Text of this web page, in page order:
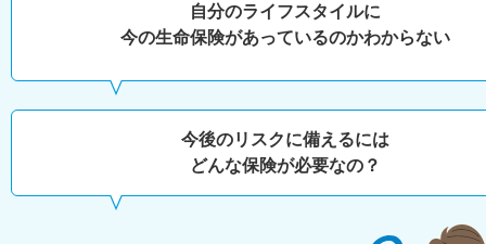
自分のライフスタイルに
今の生命保険があっているのかわからない
今後のリスクに備えるには
どんな保険が必要なの？